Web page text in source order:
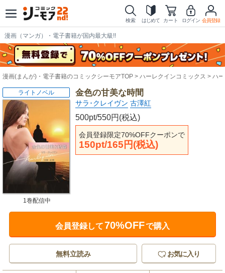
検索 はじめて カート ログイン 会員登録
漫画（マンガ）・電子書籍が国内最大級!!
漫画(まんが)・電子書籍のコミックシーモアTOP ハーレクインコミックス ハ
金色の甘美な時間
サラ･クレイヴン 古澤紅
500pt/550円(税込)
会員登録限定70%OFFクーポンで
150pt/165円(税込)
ライトノベル
1巻配信中
会員登録して70%OFFで購入
無料立読み お気に入り